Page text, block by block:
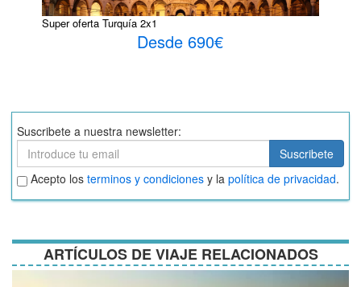
Super oferta Turquía 2x1
Desde 690€
Suscribete a nuestra newsletter:
Suscribete
Suscribete
Aceptar
términos
y
Acepto los terminos y condiciones y la política de privacidad.
ARTÍCULOS DE VIAJE RELACIONADOS